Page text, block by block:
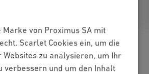
von Proximus SA mit
Scarlet Cookies ein, um die
Websites zu analysieren, um Ihr
verbessern und um den Inhalt
zu uns
Internet zu Hause
Box und Wi-Fi Booster v2